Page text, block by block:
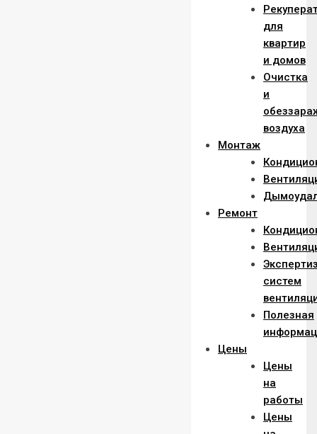
для
квартир
и домов
Очистка
и
воздуха
Монтаж
Ремонт
систем
Полезная
Цены
Цены
на
работы
Цены